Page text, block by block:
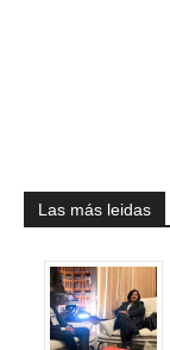
Las más leidas